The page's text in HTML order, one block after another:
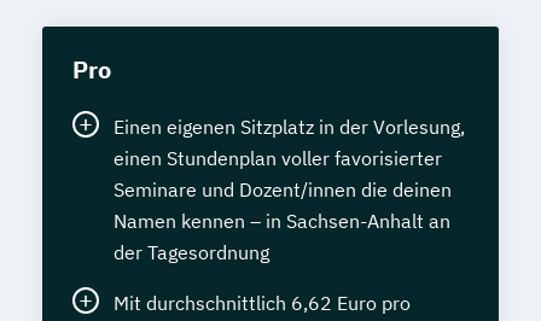
Pro
Einen eigenen Sitzplatz in der Vorlesung,
einen Stundenplan voller favorisierter
Seminare und Dozent/innen die deinen
Namen kennen – in Sachsen-Anhalt an
der Tagesordnung
Mit durchschnittlich 6,62 Euro pro